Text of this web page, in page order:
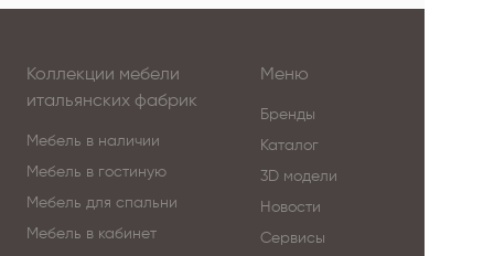
Коллекции мебели
итальянских фабрик
Мебель в наличии
Мебель в гостиную
Мебель для спальни
Мебель в кабинет
Меню
Бренды
Каталог
3D модели
Новости
Сервисы